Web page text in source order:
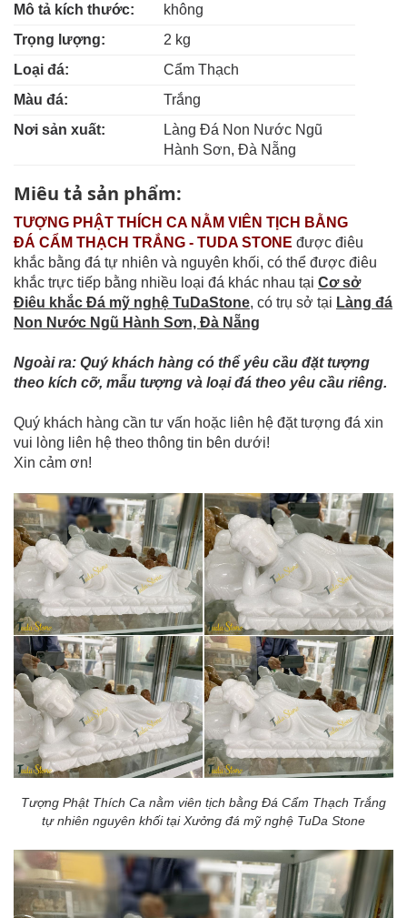
Mô tả kích thước:
không
Trọng lượng:
2 kg
Loại đá:
Cẩm Thạch
Màu đá:
Trắng
Nơi sản xuất:
Làng Đá Non Nước Ngũ
Hành Sơn, Đà Nẵng
Miêu tả sản phẩm:
TƯỢNG PHẬT THÍCH CA NẰM VIÊN TỊCH BẰNG
ĐÁ CẨM THẠCH TRẮNG - TUDA STONE được điêu
khắc bằng đá tự nhiên và nguyên khối, có thể được điêu
khắc trực tiếp bằng nhiều loại đá khác nhau tại Cơ sở
Điêu khắc Đá mỹ nghệ TuDaStone, có trụ sở tại Làng đá
Non Nước Ngũ Hành Sơn, Đà Nẵng
Ngoài ra: Quý khách hàng có thể yêu cầu đặt tượng
theo kích cỡ, mẫu tượng và loại đá theo yêu cầu riêng.
Quý khách hàng cần tư vấn hoặc liên hệ đặt tượng đá xin
vui lòng liên hệ theo thông tin bên dưới!
Xin cảm ơn!
Tượng Phật Thích Ca nằm viên tịch bằng Đá Cẩm Thạch Trắng
tự nhiên nguyên khối tại Xưởng đá mỹ nghệ TuDa Stone